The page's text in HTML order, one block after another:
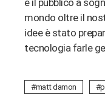
e il pubblico a
mondo oltre il
idee è stato
tecnologia farle
matt damon